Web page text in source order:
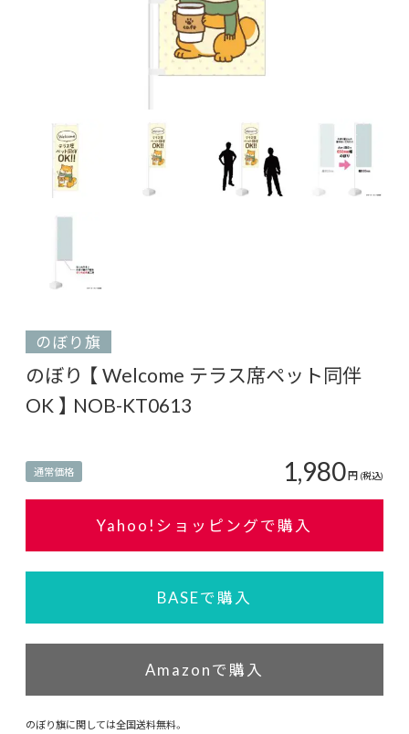
のぼり旗
のぼり 【 Welcome テラス席ペット同伴
OK 】 NOB-KT0613
通常価格 1,980円 (税込)
Yahoo!ショッピングで購入
BASEで購入
Amazonで購入
のぼり旗に関しては全国送料無料。